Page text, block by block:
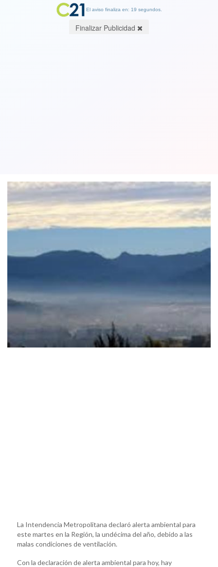
La Intendencia Metropolitana declaró alerta ambiental para
este martes en la Región, la undécima del año, debido a las
malas condiciones de ventilación.
Con la declaración de alerta ambiental para hoy, hay
El aviso finaliza en: 19 segundos.
Finalizar Publicidad